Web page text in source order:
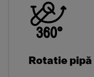
Rotatie